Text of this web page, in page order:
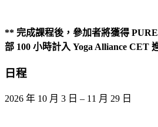
** 完成課程後，參加者將獲得 PURE
部 100 小時計入 Yoga Alliance CET
日程
2026 年 10 月 3 日 – 11 月 29 日